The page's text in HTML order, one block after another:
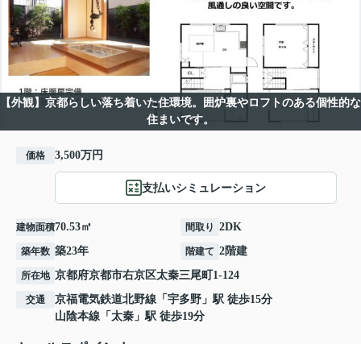
【外観】京都らしい落ち着いた住環境。囲炉裏やロフトのある個性的な
住まいです。
価格 3,500万円
支払いシミュレーション
建物面積70.53㎡ 間取り 2DK
築年数 築23年 階建て 2階建
所在地 京都府京都市右京区太秦三尾町 1-124
交通 京福電気鉄道北野線 「 宇多野 」駅 徒歩15分
山陰本線 「 太秦 」駅 徒歩19分